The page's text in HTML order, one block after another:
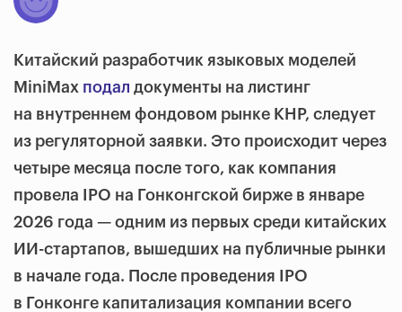
Китайский разработчик языковых моделей
MiniMax подал документы на листинг
на внутреннем фондовом рынке КНР, следует
из регуляторной заявки. Это происходит через
четыре месяца после того, как компания
провела IPO на Гонконгской бирже в январе
2026 года — одним из первых среди китайских
ИИ-стартапов, вышедших на публичные рынки
в начале года. После проведения IPO
в Гонконге капитализация компании всего